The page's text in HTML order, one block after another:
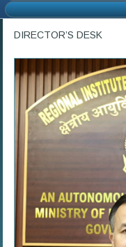
DIRECTOR’S DESK